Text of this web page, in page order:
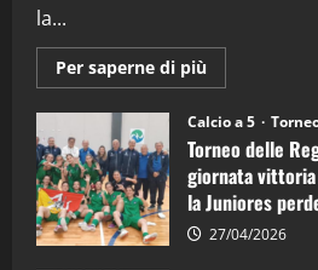
la...
Per saperne di più
informazioni
Torneo
delle
Regioni
di
calcio
a
5:
la
Calcio a 5
Torneo delle
giornata
la Juniores
27/04/2026